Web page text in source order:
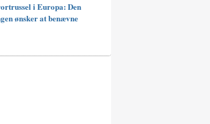
i Europa: Den
ønsker at benævne